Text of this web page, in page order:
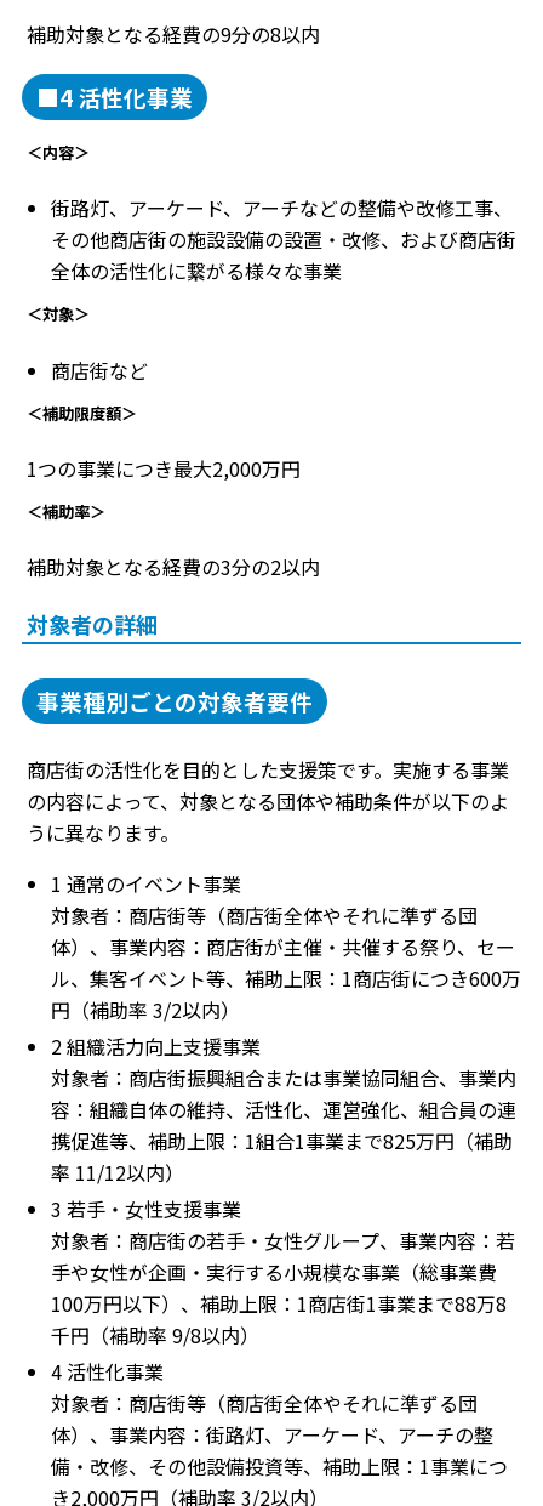
補助対象となる経費の9分の8以内
■4 活性化事業
＜内容＞
街路灯、アーケード、アーチなどの整備や改修工事、
その他商店街の施設設備の設置・改修、および商店街
全体の活性化に繋がる様々な事業
＜対象＞
商店街など
＜補助限度額＞
1つの事業につき最大2,000万円
＜補助率＞
補助対象となる経費の3分の2以内
対象者の詳細
事業種別ごとの対象者要件
商店街の活性化を目的とした支援策です。実施する事業
の内容によって、対象となる団体や補助条件が以下のよ
うに異なります。
1 通常のイベント事業
対象者：商店街等（商店街全体やそれに準ずる団
体）、事業内容：商店街が主催・共催する祭り、セー
ル、集客イベント等、補助上限：1商店街につき600万
円（補助率 3/2以内）
2 組織活力向上支援事業
対象者：商店街振興組合または事業協同組合、事業内
容：組織自体の維持、活性化、運営強化、組合員の連
携促進等、補助上限：1組合1事業まで825万円（補助
率 11/12以内）
3 若手・女性支援事業
対象者：商店街の若手・女性グループ、事業内容：若
手や女性が企画・実行する小規模な事業（総事業費
100万円以下）、補助上限：1商店街1事業まで88万8
千円（補助率 9/8以内）
4 活性化事業
対象者：商店街等（商店街全体やそれに準ずる団
体）、事業内容：街路灯、アーケード、アーチの整
備・改修、その他設備投資等、補助上限：1事業につ
き2,000万円（補助率 3/2以内）